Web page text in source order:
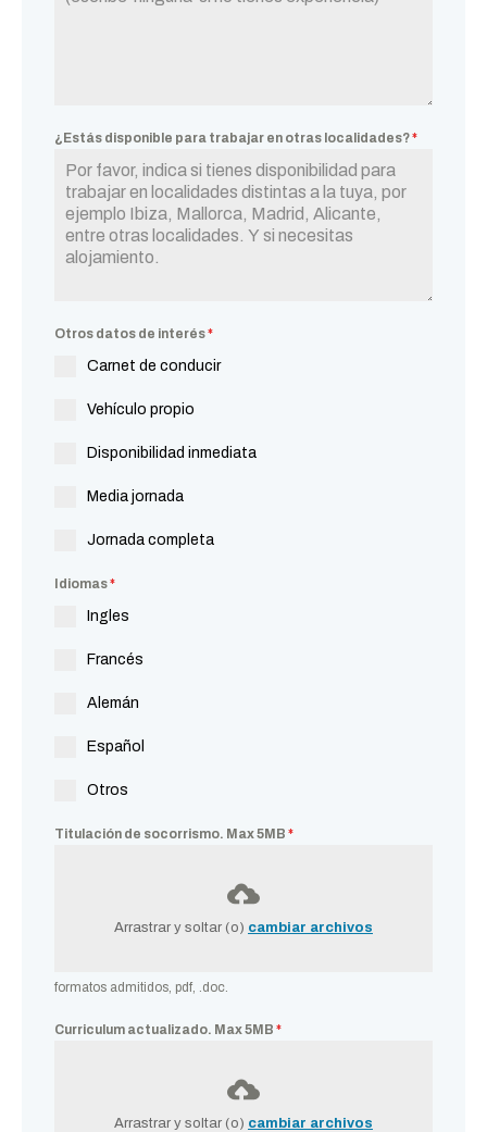
¿Estás disponible para trabajar en otras localidades?*
Otros datos de interés*
Carnet de conducir
Vehículo propio
Disponibilidad inmediata
Media jornada
Jornada completa
Idiomas*
Ingles
Francés
Alemán
Español
Otros
Titulación de socorrismo. Max 5MB *
Arrastrar y soltar (o) cambiar archivos
formatos admitidos, pdf, .doc.
Curriculum actualizado. Max 5MB *
Arrastrar y soltar (o) cambiar archivos